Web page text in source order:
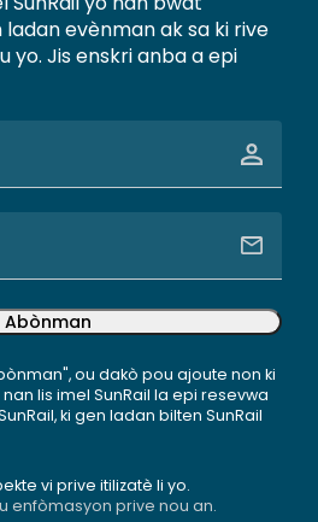
evènman ak sa ki rive
yo. Jis enskri anba a epi
Abònman
ou dakò pou ajoute non ki
lis imel SunRail la epi resevwa
ki gen ladan bilten SunRail
vi prive itilizatè li yo.
enfòmasyon prive nou an.